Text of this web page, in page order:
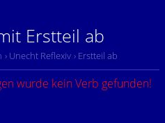
Erstteil ab
› Unecht Reflexiv › Erstteil ab
wurde kein Verb gefunden!